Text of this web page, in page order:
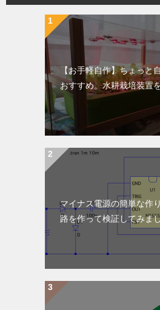
【お手軽自作】ちょっと
おすすめ。水耕栽培装置
マイナス電源の簡単な作
路を作って検証してみま